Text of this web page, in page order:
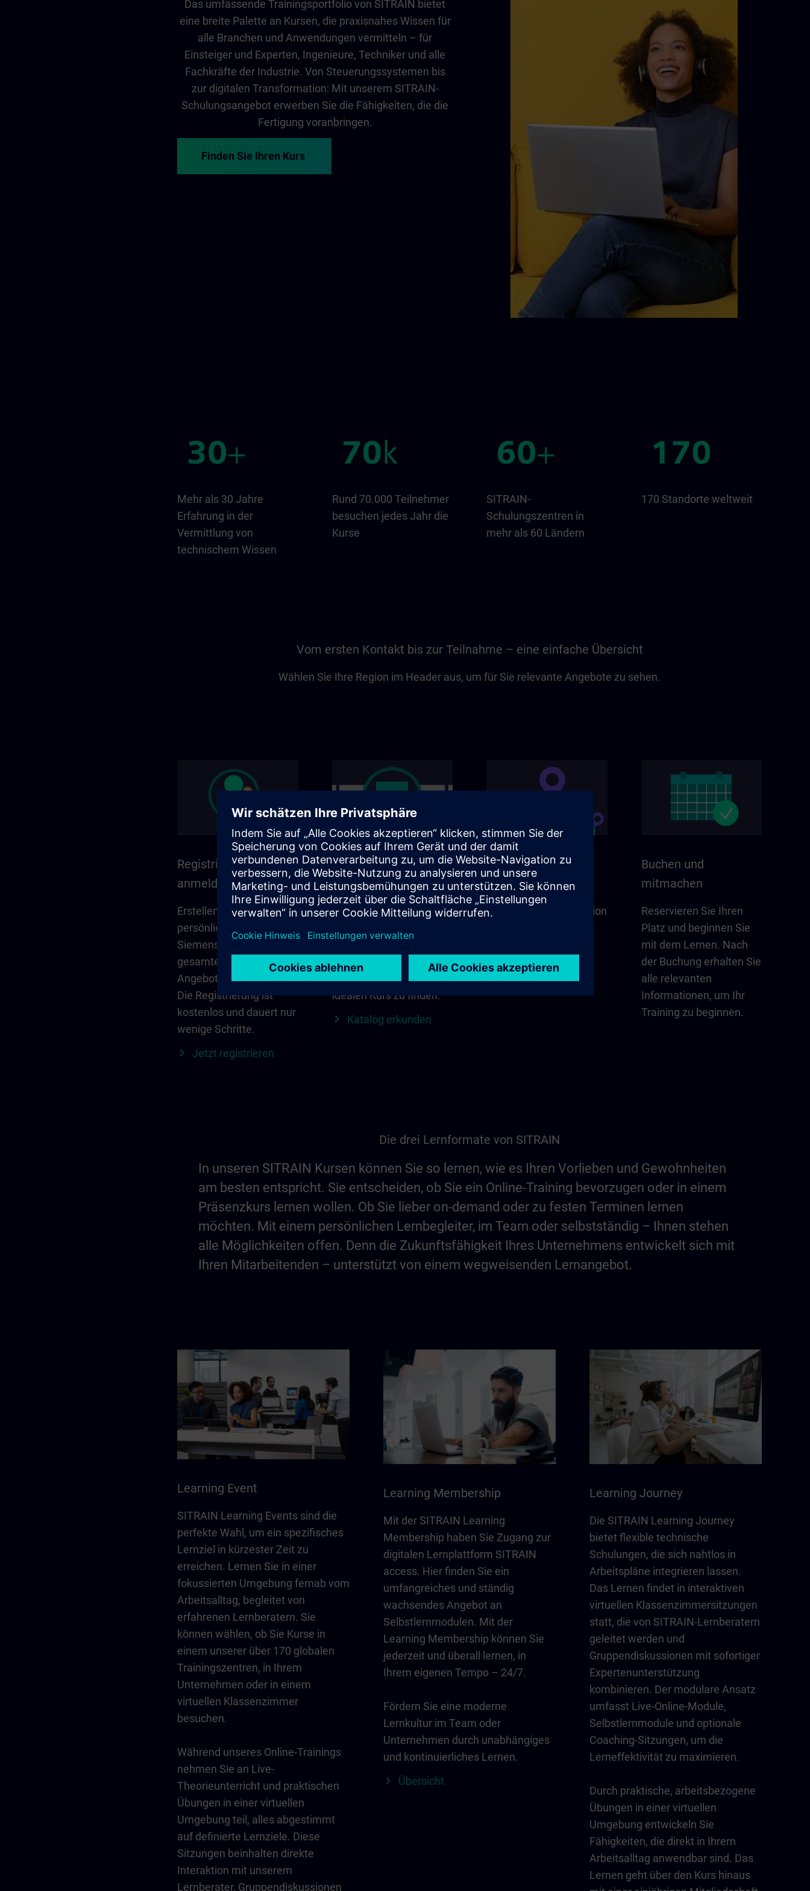
Das umfassende Trainingsportfolio von SITRAIN bietet
eine breite Palette an Kursen, die praxisnahes Wissen für
alle Branchen und Anwendungen vermitteln – für
Einsteiger und Experten, Ingenieure, Techniker und alle
Fachkräfte der Industrie. Von Steuerungssystemen bis
zur digitalen Transformation: Mit unserem SITRAIN-
Schulungsangebot erwerben Sie die Fähigkeiten, die die
Fertigung voranbringen.
Finden Sie Ihren Kurs
Mehr als 30 Jahre
Erfahrung in der
Vermittlung von
technischem Wissen
Rund 70.000 Teilnehmer
besuchen jedes Jahr die
Kurse
SITRAIN-
Schulungszentren in
mehr als 60 Ländern
170 Standorte weltweit
Vom ersten Kontakt bis zur Teilnahme – eine einfache Übersicht
Wählen Sie Ihre Region im Header aus, um für Sie relevante Angebote zu sehen.
Registrieren und
anmelden
Erstellen Sie Ihr
persönliches Konto über
Siemens ID, um auf das
gesamte SITRAIN-
Angebot zuzugreifen.
Die Registrierung ist
kostenlos und dauert nur
wenige Schritte.
Jetzt registrieren
Finden Sie den
richtigen Kurs für sich
Suchen Sie direkt mit
Filtern – oder stöbern Sie
nach Kategorien im
Katalog, um Ihren
idealen Kurs zu finden.
Katalog erkunden
SITRAIN in Ihrer
Region
Alles, was für Ihre Region
mehr auf einen Blick.
Region erkunden
Buchen und
mitmachen
Reservieren Sie Ihren
Platz und beginnen Sie
mit dem Lernen. Nach
der Buchung erhalten Sie
alle relevanten
Informationen, um Ihr
Training zu beginnen.
Die drei Lernformate von SITRAIN
In unseren SITRAIN Kursen können Sie so lernen, wie es Ihren Vorlieben und Gewohnheiten
am besten entspricht. Sie entscheiden, ob Sie ein Online-Training bevorzugen oder in einem
Präsenzkurs lernen wollen. Ob Sie lieber on-demand oder zu festen Terminen lernen
möchten. Mit einem persönlichen Lernbegleiter, im Team oder selbstständig – Ihnen stehen
alle Möglichkeiten offen. Denn die Zukunftsfähigkeit Ihres Unternehmens entwickelt sich mit
Ihren Mitarbeitenden – unterstützt von einem wegweisenden Lernangebot.
Learning Event
SITRAIN Learning Events sind die
perfekte Wahl, um ein spezifisches
Lernziel in kürzester Zeit zu
erreichen. Lernen Sie in einer
fokussierten Umgebung fernab vom
Arbeitsalltag, begleitet von
erfahrenen Lernberatern. Sie
können wählen, ob Sie Kurse in
einem unserer über 170 globalen
Trainingszentren, in Ihrem
Unternehmen oder in einem
virtuellen Klassenzimmer
besuchen.
Während unseres Online-Trainings
nehmen Sie an Live-
Theorieunterricht und praktischen
Übungen in einer virtuellen
Umgebung teil, alles abgestimmt
auf definierte Lernziele. Diese
Sitzungen beinhalten direkte
Interaktion mit unserem
Lernberater, Gruppendiskussionen
Learning Membership
Mit der SITRAIN Learning
Membership haben Sie Zugang zur
digitalen Lernplattform SITRAIN
access. Hier finden Sie ein
umfangreiches und ständig
wachsendes Angebot an
Selbstlernmodulen. Mit der
Learning Membership können Sie
jederzeit und überall lernen, in
Ihrem eigenen Tempo – 24/7.
Fördern Sie eine moderne
Lernkultur im Team oder
Unternehmen durch unabhängiges
und kontinuierliches Lernen.
Übersicht
Learning Journey
Die SITRAIN Learning Journey
bietet flexible technische
Schulungen, die sich nahtlos in
Arbeitspläne integrieren lassen.
Das Lernen findet in interaktiven
virtuellen Klassenzimmersitzungen
statt, die von SITRAIN-Lernberatern
geleitet werden und
Gruppendiskussionen mit sofortiger
Expertenunterstützung
kombinieren. Der modulare Ansatz
umfasst Live-Online-Module,
Selbstlernmodule und optionale
Coaching-Sitzungen, um die
Lerneffektivität zu maximieren.
Durch praktische, arbeitsbezogene
Übungen in einer virtuellen
Umgebung entwickeln Sie
Fähigkeiten, die direkt in Ihrem
Arbeitsalltag anwendbar sind. Das
Lernen geht über den Kurs hinaus